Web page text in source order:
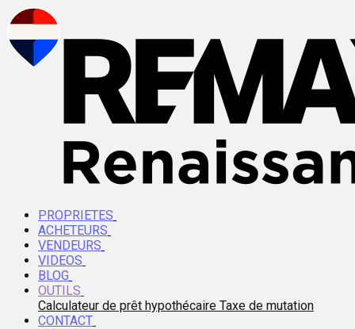
PROPRIETES
ACHETEURS
VENDEURS
VIDEOS
BLOG
OUTILS
Calculateur de prêt hypothécaire Taxe de mutation
CONTACT